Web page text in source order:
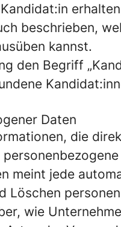
beschrieben,
kannst.
den Begriff
Daten
die
meint jede
Löschen
wie